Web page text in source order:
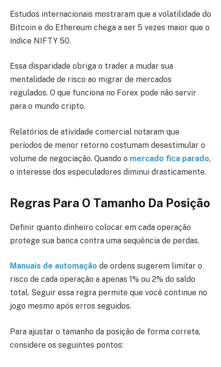
Estudos internacionais mostraram que a volatilidade do
Bitcoin e do Ethereum chega a ser 5 vezes maior que o
índice NIFTY 50.
Essa disparidade obriga o trader a mudar sua
mentalidade de risco ao migrar de mercados
regulados. O que funciona no Forex pode não servir
para o mundo cripto.
Relatórios de atividade comercial notaram que
períodos de menor retorno costumam desestimular o
volume de negociação. Quando o mercado fica parado,
o interesse dos especuladores diminui drasticamente.
Regras Para O Tamanho Da Posição
Definir quanto dinheiro colocar em cada operação
protege sua banca contra uma sequência de perdas.
Manuais de automação de ordens sugerem limitar o
risco de cada operação a apenas 1% ou 2% do saldo
total. Seguir essa regra permite que você continue no
jogo mesmo após erros seguidos.
Para ajustar o tamanho da posição de forma correta,
considere os seguintes pontos: